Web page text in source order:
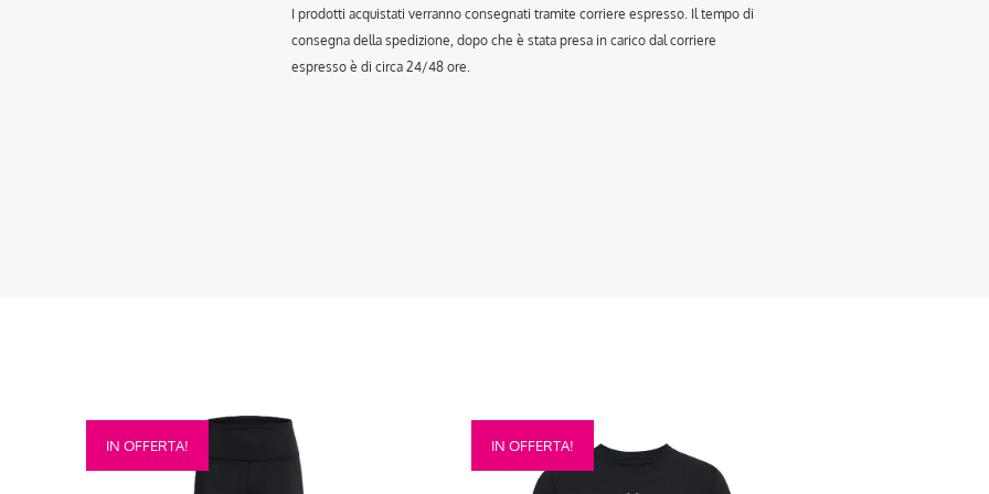
I prodotti acquistati verranno consegnati tramite corriere espresso. Il tempo di
consegna della spedizione, dopo che è stata presa in carico dal corriere
espresso è di circa 24/48 ore.
IN OFFERTA!
Questo
prodotto
IN OFFERTA!
Questo
prodotto